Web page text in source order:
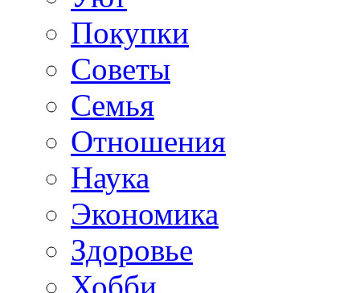
Покупки
Советы
Семья
Отношения
Наука
Экономика
Здоровье
Хобби